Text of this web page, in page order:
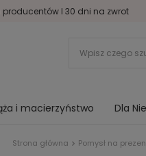
producentów I 30 dni na zwrot
i macierzyństwo Dla
Strona główna Pomysł na